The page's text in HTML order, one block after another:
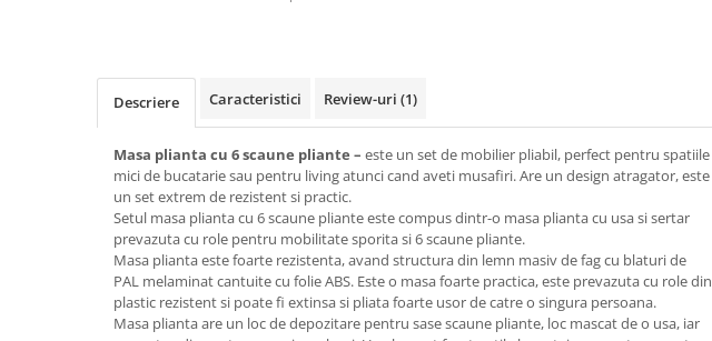
Top saltele MemoHR 6.5 cm
Saltele cu plasa de arcuri
Saltele cu spuma
Mese bucatarie
Scaune pentru bucatarie
Seturi mese si scaune bucatarie
Suporturi si rafturi pantofi
Portmantouri
Descriere Caracteristici Review-uri (1)
Masa plianta cu 6 scaune pliante – este un set de mobilier pliabil, perfect pentru spatiile
mici de bucatarie sau pentru living atunci cand aveti musafiri. Are un design atragator, este
un set extrem de rezistent si practic.
Setul masa plianta cu 6 scaune pliante este compus dintr-o masa plianta cu usa si sertar
prevazuta cu role pentru mobilitate sporita si 6 scaune pliante.
Masa plianta este foarte rezistenta, avand structura din lemn masiv de fag cu blaturi de
PAL melaminat cantuite cu folie ABS. Este o masa foarte practica, este prevazuta cu role din
plastic rezistent si poate fi extinsa si pliata foarte usor de catre o singura persoana.
Masa plianta are un loc de depozitare pentru sase scaune pliante, loc mascat de o usa, iar